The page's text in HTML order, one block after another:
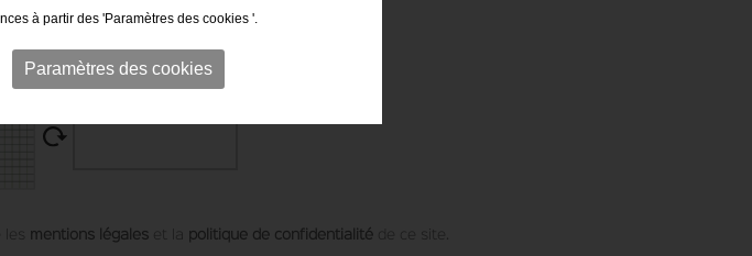
les mentions légales et la politique de confidentialité
à partir des 'Paramètres des cookies '.
Paramètres des cookies